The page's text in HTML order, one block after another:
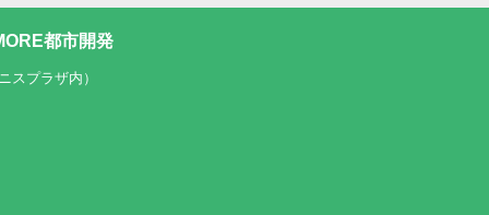
都市開発
スプラザ内）